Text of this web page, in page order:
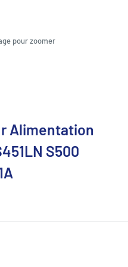
pour zoomer
Alimentation
S500